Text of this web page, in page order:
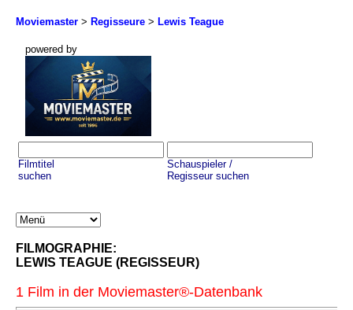
Moviemaster > Regisseure > Lewis Teague
powered by
Filmtitel
suchen
Schauspieler /
Regisseur suchen
FILMOGRAPHIE:
LEWIS TEAGUE (REGISSEUR)
1 Film in der Moviemaster®-Datenbank